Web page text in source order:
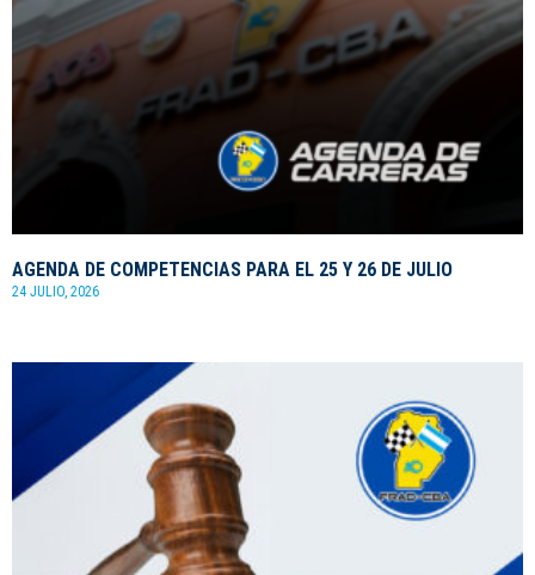
AGENDA DE COMPETENCIAS PARA EL 25 Y 26 DE JULIO
24 JULIO, 2026